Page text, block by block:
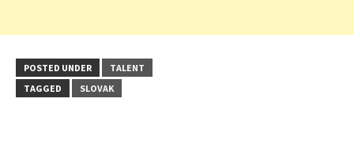
POSTED UNDER
TALENT
TAGGED
SLOVAK